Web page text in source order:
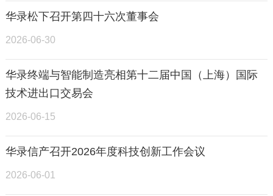
华录松下召开第四十六次董事会
2026-06-30
华录终端与智能制造亮相第十二届中国（上海）国际
技术进出口交易会
2026-06-15
华录信产召开2026年度科技创新工作会议
2026-06-01